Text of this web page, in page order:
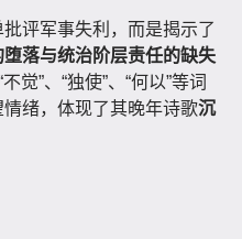
评军事失利，而是揭示了
落与统治阶层责任的缺失
觉”、“独使”、“何以”等词
绪，体现了其晚年诗歌沉